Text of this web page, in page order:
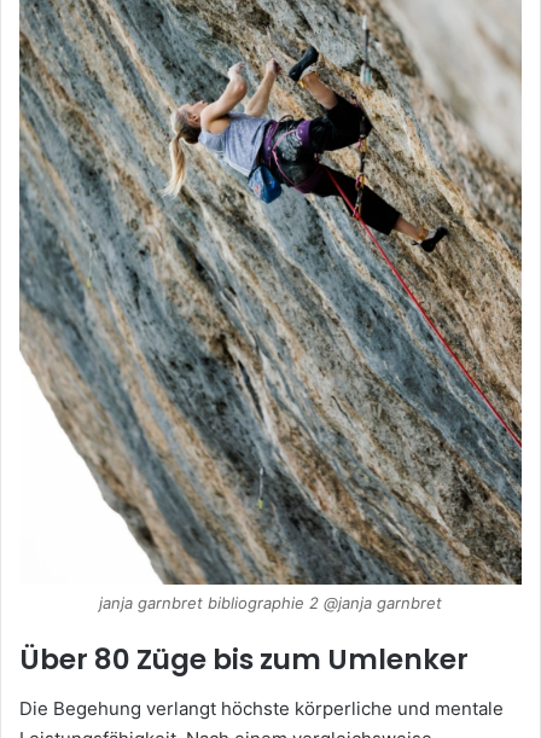
janja garnbret bibliographie 2 @janja garnbret
Über 80 Züge bis zum Umlenker
Die Begehung verlangt höchste körperliche und mentale